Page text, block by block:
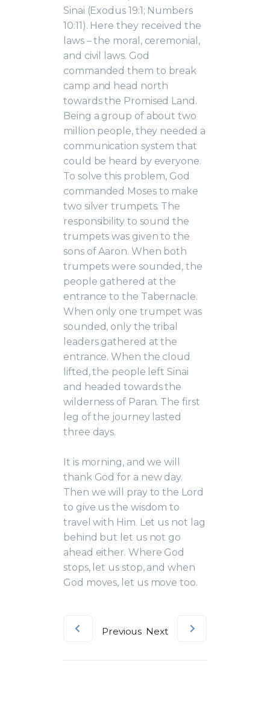
Sinai (Exodus 19:1; Numbers
10:11). Here they received the
laws – the moral, ceremonial,
and civil laws. God
commanded them to break
camp and head north
towards the Promised Land.
Being a group of about two
million people, they needed a
communication system that
could be heard by everyone.
To solve this problem, God
commanded Moses to make
two silver trumpets. The
responsibility to sound the
trumpets was given to the
sons of Aaron. When both
trumpets were sounded, the
people gathered at the
entrance to the Tabernacle.
When only one trumpet was
sounded, only the tribal
leaders gathered at the
entrance. When the cloud
lifted, the people left Sinai
and headed towards the
wilderness of Paran. The first
leg of the journey lasted
three days.
It is morning, and we will
thank God for a new day.
Then we will pray to the Lord
to give us the wisdom to
travel with Him. Let us not lag
behind but let us not go
ahead either. Where God
stops, let us stop, and when
God moves, let us move too.
Previous Next